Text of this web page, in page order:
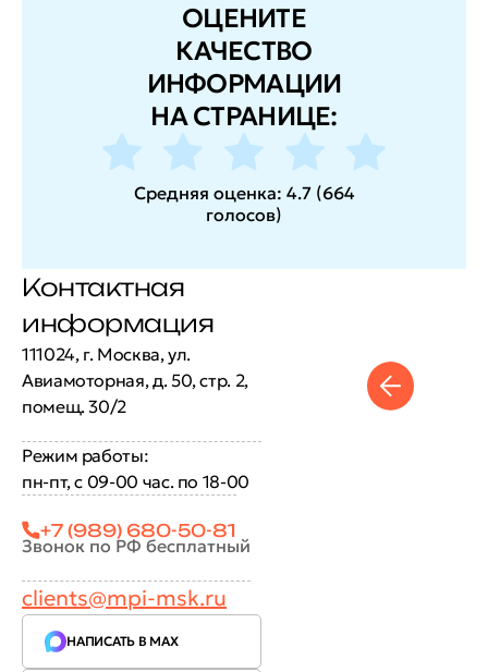
ОЦЕНИТЕ
КАЧЕСТВО
ИНФОРМАЦИИ
НА СТРАНИЦЕ:
Средняя оценка: 4.7(664
голосов)
Контактная
информация
111024, г. Москва, ул.
Авиамоторная, д. 50, стр. 2,
помещ. 30/2
Режим работы:
пн-пт, с 09-00 час. по 18-00
+7 (989) 680-50-81
Звонок по РФ бесплатный
clients@mpi-msk.ru
НАПИСАТЬ В MAX